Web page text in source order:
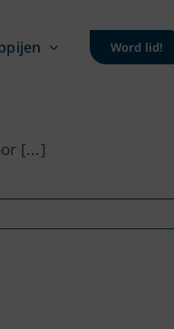
Word lid!
[...]